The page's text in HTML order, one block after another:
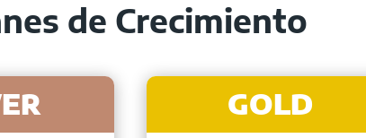
de Crecimiento
GOLD